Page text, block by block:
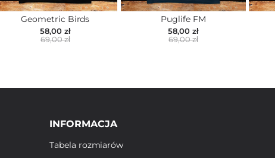
Geometric Birds
58,00 zł
69,00 zł
Puglife FM
58,00 zł
69,00 zł
INFORMACJA
Tabela rozmiarów